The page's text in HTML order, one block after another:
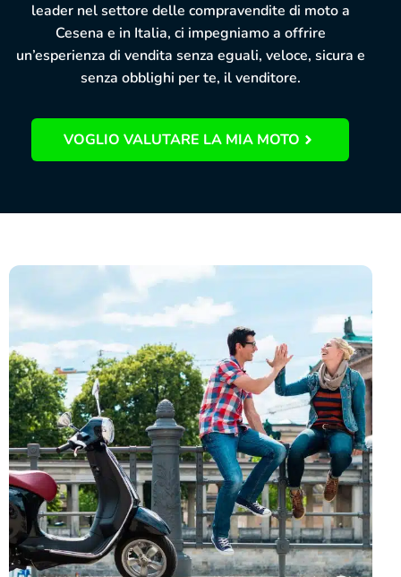
leader nel settore delle compravendite di moto a
Cesena e in Italia, ci impegniamo a offrire
un’esperienza di vendita senza eguali, veloce, sicura e
senza obblighi per te, il venditore.
VOGLIO VALUTARE LA MIA MOTO